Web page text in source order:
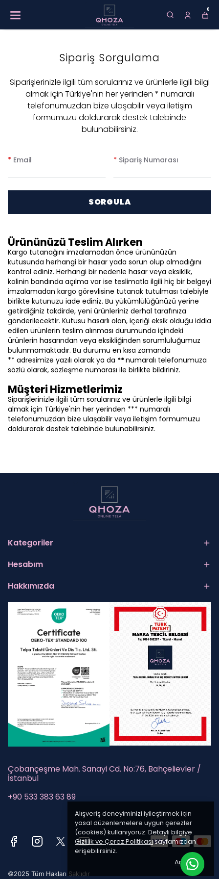
0
Alışveriş deneyiminizi iyileştirmek için
yasal düzenlemelere uygun çerezler
(cookies) kullanıyoruz. Detaylı bilgiye
Gizlilik ve Çerez Politikasısayfamızdan
erişebilirsiniz.
Anladım
Sipariş Sorgulama
Siparişlerinizle ilgili tüm sorularınız ve ürünlerle ilgili bilgi
almak için Türkiye'nin her yerinden * numaralı
telefonumuzdan bize ulaşabilir veya iletişim
formumuzu doldurarak destek talebinde
bulunabilirsiniz.
* Email * Sipariş Numarası
SORGULA
Ürününüzü Teslim Alırken
Kargo tutanağını imzalamadan önce ürününüzün
kutusunda herhangi bir hasar yada sorun olup olmadığını
kontrol ediniz. Herhangi bir nedenle hasar veya eksiklik,
kolinin bandında açılma var ise teslimatla ilgili hiç bir belgeyi
imzalamadan kargo görevlisine tutanak tutulması talebiyle
birlikte kutunuzu iade ediniz. Bu yükümlülüğünüzü yerine
getirdiğiniz takdirde, yeni ürünleriniz derhal tarafınıza
gönderilecektir. Kutusu hasarlı olan, içeriği eksik olduğu iddia
edilen ürünlerin teslim alınması durumunda içindeki
ürünlerin hasarından veya eksikliğinden sorumluluğumuz
bulunmamaktadır. Bu durumu en kısa zamanda
** adresimize yazılı olarak ya da **numaralı telefonumuza
sözlü olarak, sözleşme numarası ile birlikte bildiriniz.
Müşteri Hizmetlerimiz
Siparişlerinizle ilgili tüm sorularınız ve ürünlerle ilgili bilgi
almak için Türkiye'nin her yerinden *** numaralı
telefonumuzdan bize ulaşabilir veya iletişim formumuzu
doldurarak destek talebinde bulunabilirsiniz.
Kategoriler
Hesabım
Hakkımızda
Çobançeşme Mah. Sanayi Cd. No:76, Bahçelievler /
İstanbul
+90 533 383 63 89
©2025 Tüm Hakları Saklıdır